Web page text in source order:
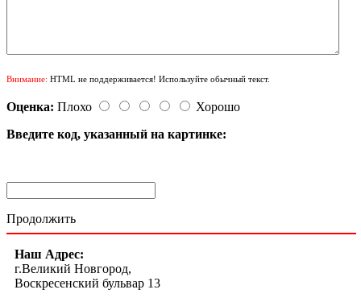
Внимание: HTML не поддерживается! Используйте обычный текст.
Оценка: Плохо
Хорошо
Введите код, указанный на картинке:
Продолжить
Наш Адрес:
г.Великий Новгород,
Воскресенский бульвар 13